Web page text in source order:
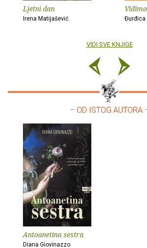
Ljetni dan
Irena Matijašević Đurđica
VIDI SVE KNJIGE
– OD ISTOG AUTORA
Antoanetina sestra
Diana Giovinazzo